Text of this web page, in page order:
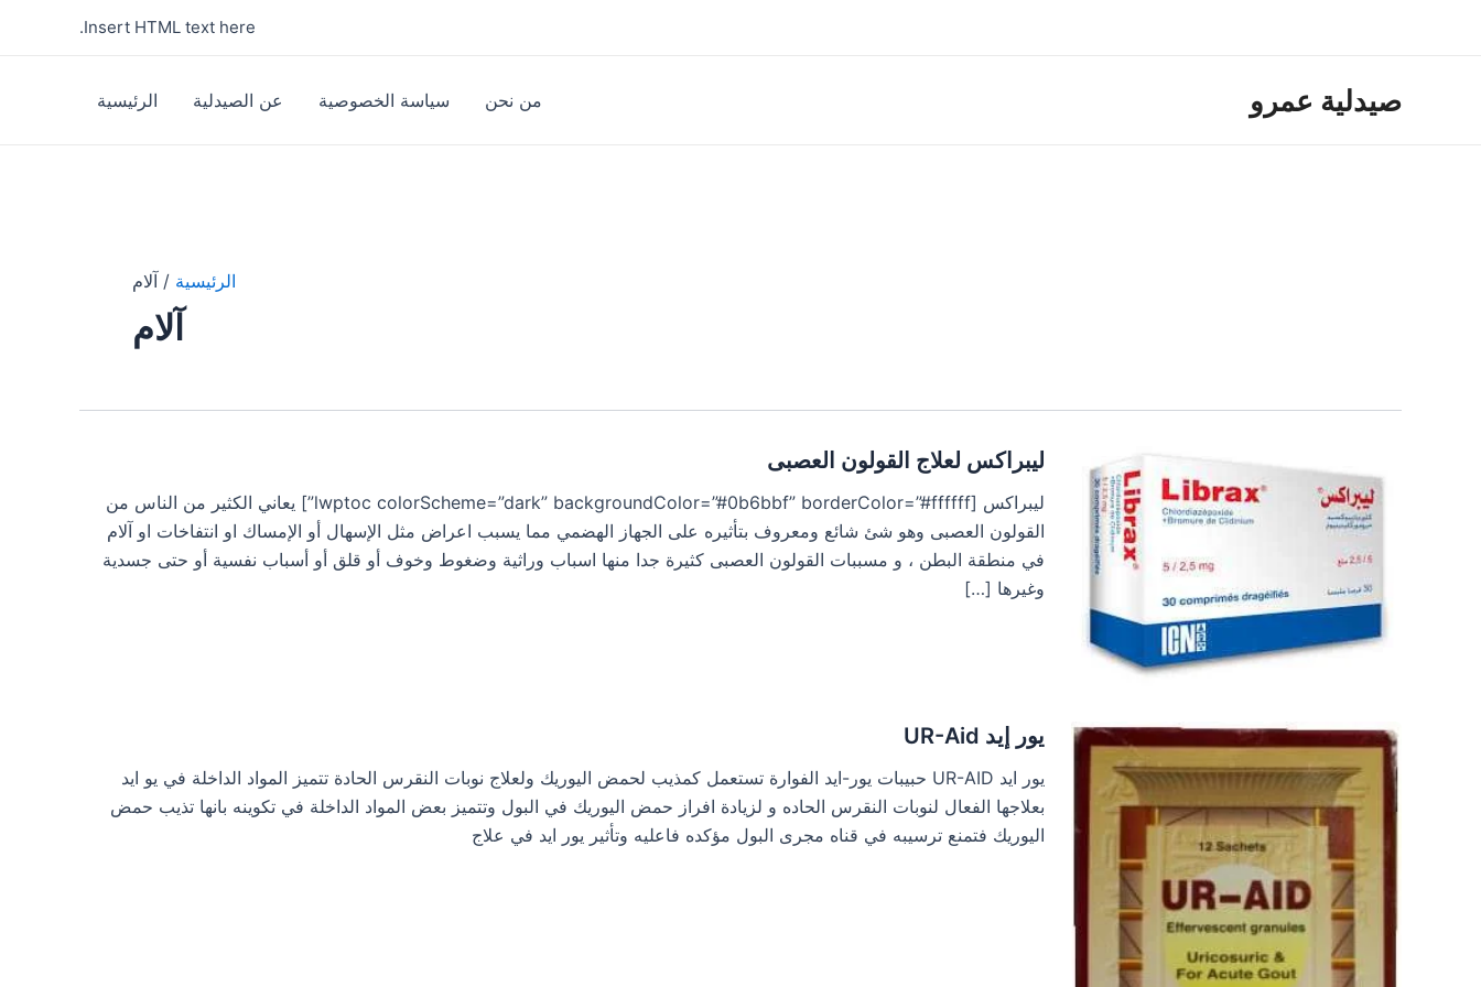
Insert HTML text here.
صيدلية عمرو من نحن سياسة الخصوصية عن الصيدلية الرئيسية
الرئيسية آلام
آلام
ليبراكس لعلاج القولون العصبى
ليبراكس [lwptoc colorScheme=”dark” backgroundColor=”#0b6bbf” borderColor=”#ffffff”] يعاني الكثير من الناس من
القولون العصبى وهو شئ شائع ومعروف بتأثيره على الجهاز الهضمي مما يسبب اعراض مثل الإسهال أو الإمساك او انتفاخات او آلام
في منطقة البطن ، و مسببات القولون العصبى كثيرة جدا منها اسباب وراثية وضغوط وخوف أو قلق أو أسباب نفسية أو حتى جسدية
وغيرها […]
يور إيد UR-Aid
يور ايد UR-AID حبيبات يور-ايد الفوارة تستعمل كمذيب لحمض اليوريك ولعلاج نوبات النقرس الحادة تتميز المواد الداخلة في يو ايد
بعلاجها الفعال لنوبات النقرس الحاده و لزيادة افراز حمض اليوريك في البول وتتميز بعض المواد الداخلة في تكوينه بانها تذيب حمض
اليوريك فتمنع ترسيبه في قناه مجرى البول مؤكده فاعليه وتأثير يور ايد في علاج